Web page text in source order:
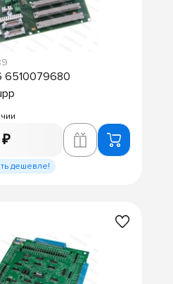
6510079680
дешевле!